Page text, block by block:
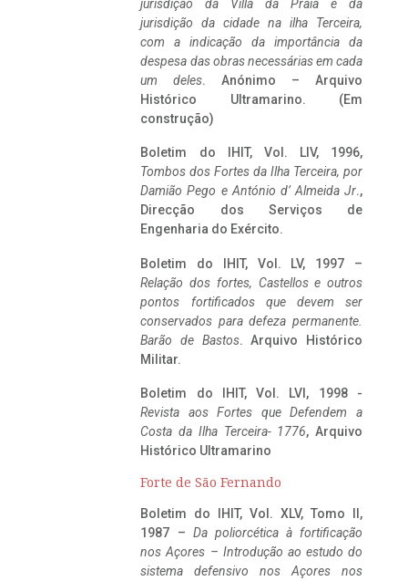
jurisdição da Villa da Praia e da
jurisdição da cidade na ilha Terceira,
com a indicação da importância da
despesa das obras necessárias em cada
um deles. Anónimo – Arquivo
Histórico Ultramarino. (Em
construção)
Boletim do IHIT, Vol. LIV, 1996,
Tombos dos Fortes da Ilha Terceira, por
Damião Pego e António d’ Almeida Jr.,
Direcção dos Serviços de
Engenharia do Exército.
Boletim do IHIT, Vol. LV, 1997 –
Relação dos fortes, Castellos e outros
pontos fortificados que devem ser
conservados para defeza permanente.
Barão de Bastos. Arquivo Histórico
Militar.
Boletim do IHIT, Vol. LVI, 1998 -
Revista aos Fortes que Defendem a
Costa da Ilha Terceira- 1776, Arquivo
Histórico Ultramarino
Forte de São Fernando
Boletim do IHIT, Vol. XLV, Tomo II,
1987 – Da poliorcética à fortificação
nos Açores – Introdução ao estudo do
sistema defensivo nos Açores nos